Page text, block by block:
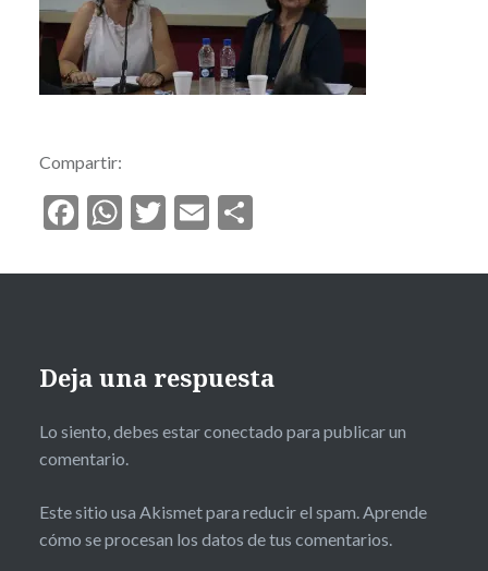
Compartir:
Facebook
WhatsApp
Twitter
EmailCompartir
Deja una respuesta
Lo siento, debes estarconectado para publicar un
comentario.
Este sitio usa Akismet para reducir el spam.Aprende
cómo se procesan los datos de tus comentarios.